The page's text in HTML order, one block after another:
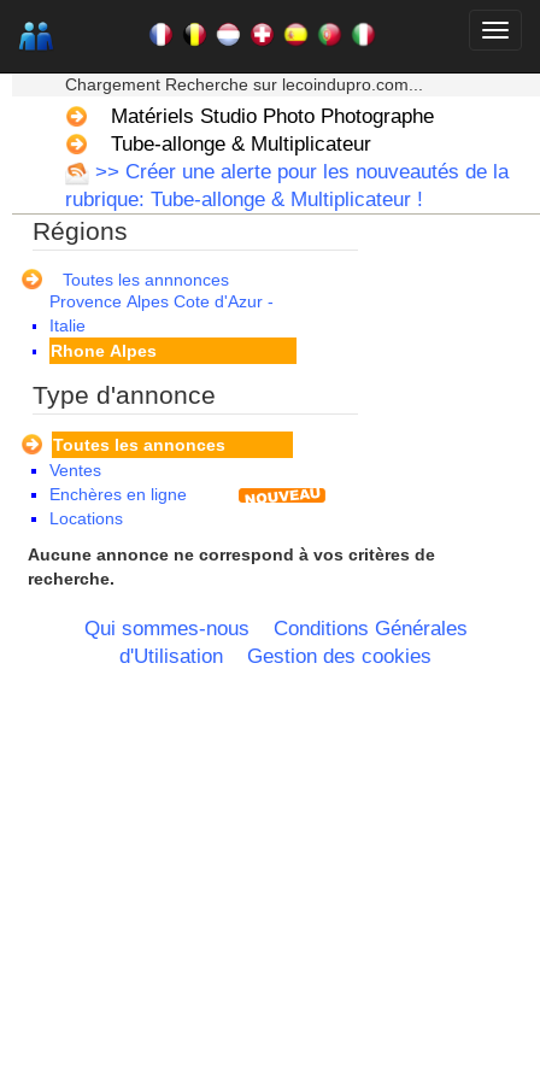
Chargement Recherche sur lecoindupro.com...
Matériels Studio Photo Photographe
Tube-allonge & Multiplicateur
>> Créer une alerte pour les nouveautés de la
rubrique: Tube-allonge & Multiplicateur !
Régions
Toutes les annnonces
Lorraine
Mayotte
Midi Pyrenees - Espagne -
Portugal
Nord Pas de Calais - Belgique -
Pays Bas
Pays de la Loire
Picardie
Poitou Charentes
Principauté de Monaco
Provence Alpes Cote d'Azur -
Italie
Rhone Alpes
Type d'annonce
Toutes les annonces
Ventes
Enchères en ligne
Locations
Aucune annonce ne correspond à vos critères de
recherche.
Qui sommes-nous
Conditions Générales
d'Utilisation
Gestion des cookies